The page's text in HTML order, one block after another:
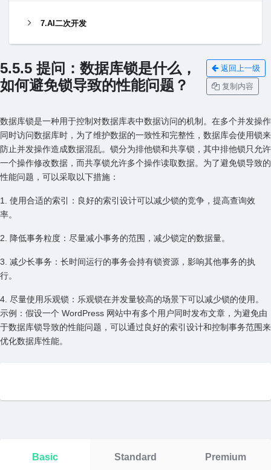
7.AI二次开发
5.5.5 提问：数据库锁是什么，
如何避免锁导致的性能问题？
返回上一级
复制内容
数据库锁是⼀种⽤于控制对数据库表中数据访问的机制。在多个并发操作
同时访问数据库时，为了维护数据的⼀致性和完整性，数据库会使⽤锁来
防⽌并发操作造成数据混乱。锁分为排他锁和共享锁，其中排他锁只允许
⼀个操作修改数据，⽽共享锁允许多个操作读取数据。为了避免锁导致的
性能问题，可以采取以下措施：
1. 使⽤合适的索引：良好的索引设计可以减少锁的竞争，提⾼查询效
率。
2. 降低事务粒度：尽量减⼩事务的范围，减少锁定的数据量。
3. 减少长事务：长时间运⾏的事务会持有锁资源，影响其他事务的执
⾏。
4. 尽量使⽤乐观锁：乐观锁在并发量较⾼的场景下可以减少锁的使⽤。
⽰例：假设⼀个 WordPress ⽹站中有多个⽤户同时发布⽂章，为避免由
于数据库锁导致的性能问题，可以通过良好的索引设计和控制事务范围来
优化数据库性能。
Basic Standard Premium